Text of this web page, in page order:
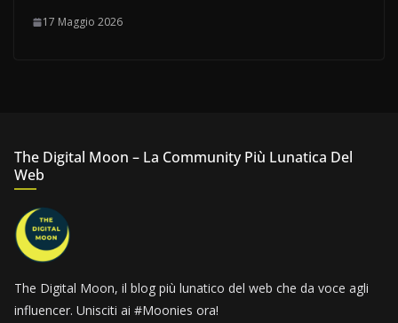
17 Maggio 2026
The Digital Moon – La Community Più Lunatica Del
Web
The Digital Moon, il blog più lunatico del web che da voce agli
influencer. Unisciti ai #Moonies ora!